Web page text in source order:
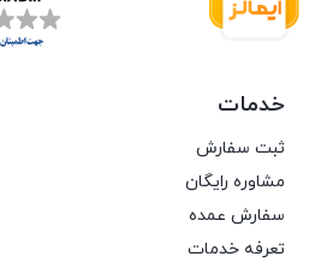
خدمات
ثبت سفارش
مشاوره رایگان
سفارش عمده
تعرفه خدمات